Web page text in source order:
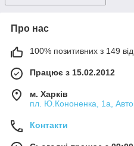
Про нас
100% позитивних з 149
Працює з 15.02.2012
м. Харків
пл. Ю.Кононенка, 1а,
Контакти